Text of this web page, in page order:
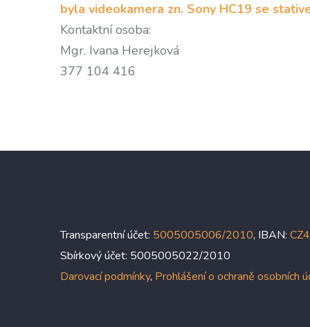
byla videokamera zn. Sony HC19 se
Kontaktní osoba:
Mgr. Ivana Herejková
377 104 416
Transparentní účet: 5005005006/2010, IBAN:
Sbírkový účet: 5005005022/2010
Darovací podmínky, Prohlášení o ochraně osobních